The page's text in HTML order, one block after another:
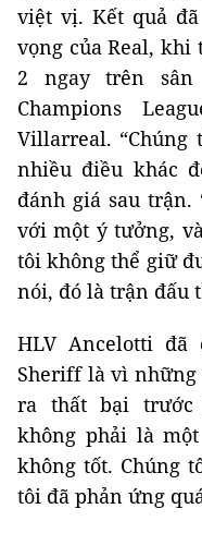
việt vị. Kết quả
vọng của Real, khi
2 ngay trên
Champions
Villarreal. “Chúng
nhiều điều khác
đánh giá sau trận.
với một ý tưởng,
tôi không thể giữ
nói, đó là trận đấu
HLV Ancelotti
Sheriff là vì những
ra thất bại trước
không phải là
không tốt. Chúng
tôi đã phản ứng